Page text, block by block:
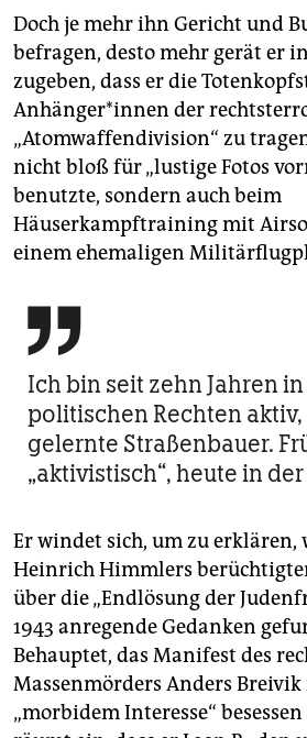
Doch je mehr ihn Gericht und
befragen, desto mehr gerät er
zugeben, dass er die
An­hän­ge­r*in­nen der
„Atomwaffendivision“ zu
nicht bloß für „lustige Fotos
benutzte, sondern auch beim
Häuserkampftraining mit
einem ehemaligen

Ich bin seit zehn Jahren
politischen Rechten
gelernte Straßenbauer.
„aktivistisch“, heute in der
Er windet sich, um zu erklären,
Heinrich Himmlers berüchtigter
über die „Endlösung der
1943 anregende Gedanken
Behauptet, das Manifest des
Massenmörders Anders Breivik
„morbidem Interesse“